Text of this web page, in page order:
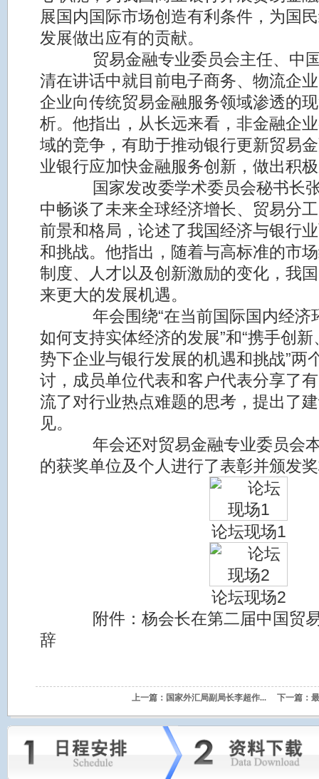
展国内国际市场创造有利条件，为国
发展做出应有的贡献。
贸易金融专业委员会主任、中
清在讲话中就目前电子商务、物流企
企业向传统贸易金融服务领域渗透的
析。他指出，从长远来看，非金融企
域的竞争，有助于推动银行更新贸易
业银行应加快金融服务创新，做出积
国家发改委学术委员会秘书长
中畅谈了未来全球经济增长、贸易分
前景和格局，论述了我国经济与银行
和挑战。他指出，随着与高标准的市
制度、人才以及创新激励的变化，我
来更大的发展机遇。
年会围绕“在当前国际国内经济
如何支持实体经济的发展”和“携手创
势下企业与银行发展的机遇和挑战”两
讨，成员单位代表和客户代表分享了
流了对行业热点难题的思考，提出了
见。
年会还对贸易金融专业委员会
的获奖单位及个人进行了表彰并颁发
论坛现场1
论坛现场2
附件：杨会长在第二届中国贸
辞
上一篇： 国家外汇局副局长李超作... 下一篇：